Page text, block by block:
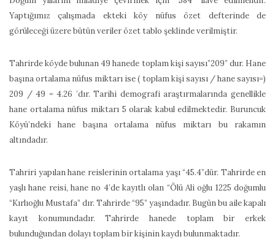
Yaptığımız çalışmada ekteki köy nüfus özet defterinde de
görüleceği üzere bütün veriler özet tablo şeklinde verilmiştir.
Tahrirde köyde bulunan 49 hanede toplam kişi sayısı”209” dur. Hane
başına ortalama nüfus miktarı ise ( toplam kişi sayısı / hane sayısı=)
209 / 49 = 4.26 ’dır. Tarihi demografi araştırmalarında genellikle
hane ortalama nüfus miktarı 5 olarak kabul edilmektedir. Buruncuk
Köyü’ndeki hane başına ortalama nüfus miktarı bu rakamın
altındadır.
Tahriri yapılan hane reislerinin ortalama yaşı “45.4”dür. Tahrirde en
yaşlı hane reisi, hane no 4’de kayıtlı olan “Ölü Ali oğlu 1225 doğumlu
“Kırlıoğlu Mustafa” dır. Tahrirde “95” yaşındadır. Bugün bu aile kapalı
kayıt konumundadır. Tahrirde hanede toplam bir erkek
bulunduğundan dolayı toplam bir kişinin kaydı bulunmaktadır.